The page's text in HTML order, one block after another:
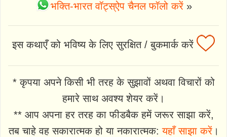
भक्ति-भारत वॉट्स्ऐप चैनल फॉलो करें»
इस कथाएँ को भविष्य के लिए सुरक्षित / बुकमार्क करें
* कृपया अपने किसी भी तरह के सुझावों अथवा विचारों को
हमारे साथ अवश्य शेयर करें।
** आप अपना हर तरह का फीडबैक हमें जरूर साझा करें,
तब चाहे वह सकारात्मक हो या नकारात्मक:यहाँ साझा करें।